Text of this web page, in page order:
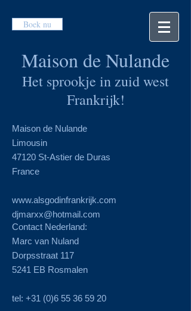
Maison de Nulande
Het sprookje in zuid west
Frankrijk!
Boek nu
Maison de Nulande
Limousin
47120 St-Astier de Duras
France
www.alsgodinfrankrijk.com
djmarxx@hotmail.com
Contact Nederland:
Marc van Nuland
Dorpsstraat 117
5241 EB Rosmalen
tel: +31 (0)6 55 36 59 20